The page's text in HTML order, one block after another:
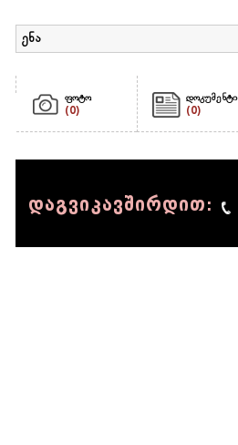
ენა
ფოტო
(0)
დოკუმენტი
(0)
დაგვიკავშირდით: